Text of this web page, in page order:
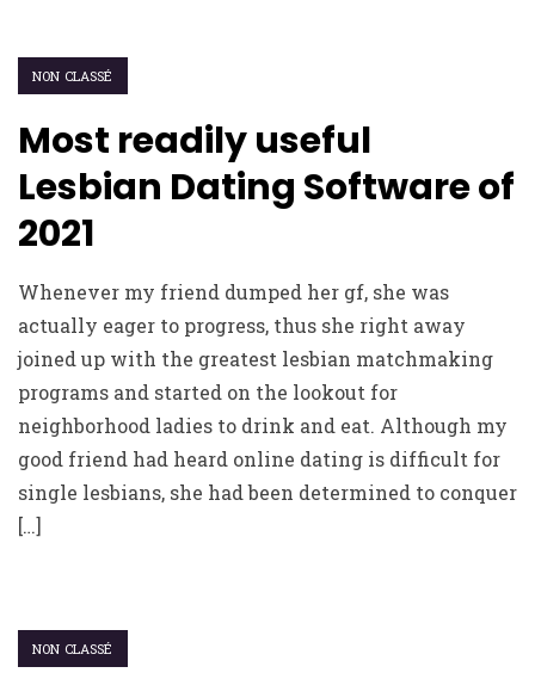
NON CLASSÉ
Most readily useful
Lesbian Dating Software of
2021
Whenever my friend dumped her gf, she was
actually eager to progress, thus she right away
joined up with the greatest lesbian matchmaking
programs and started on the lookout for
neighborhood ladies to drink and eat. Although my
good friend had heard online dating is difficult for
single lesbians, she had been determined to conquer
[…]
NON CLASSÉ